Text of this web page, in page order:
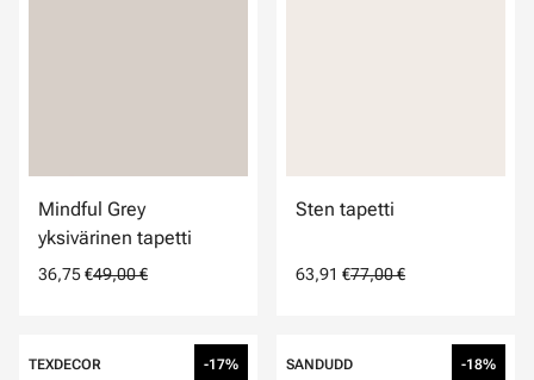
Mindful Grey
yksivärinen tapetti
36,75 €49,00 €
Sten tapetti
63,91 €77,00 €
TEXDECOR -17% SANDUDD -18%